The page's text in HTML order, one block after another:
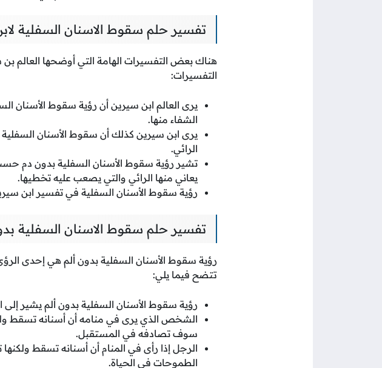
تفسير حلم سقوط الاسنان السفلية
هناك بعض التفسيرات الهامة التي أوضحها العالم
التفسيرات:
يرى العالم ابن سيرين أن رؤية سقوط الأسنان
الشفاء منها.
يرى ابن سيرين كذلك أن سقوط الأسنان
الرائي.
تشير رؤية سقوط الأسنان السفلية بدون دم
يعاني منها الرائي والتي يصعب عليه تخطيها.
رؤية سقوط الأسنان السفلية في تفسير ابن
تفسير حلم سقوط الاسنان السفلية
رؤية سقوط الأسنان السفلية بدون ألم هي إحدى
تتضح فيما يلي:
رؤية سقوط الأسنان السفلية بدون ألم يشير إلى
الشخص الذي يرى في منامه أن أسنانه تسقط
سوف تصادفه في المستقبل.
الرجل إذا رأى في المنام أن أسنانه تسقط
الطموحات في الحياة.